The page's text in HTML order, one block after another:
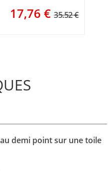
17,76 € 35.52 €
au demi point sur une toile